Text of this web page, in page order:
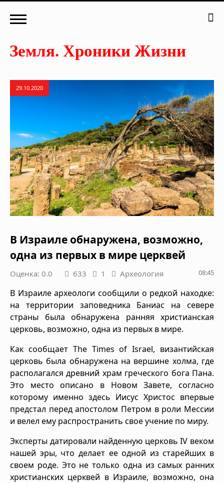
29.10.2020
В Израиле обнаружена, возможно,
одна из первых в мире церквей
Оценка: 0.0 633 1 Археология 08:45
В Израиле археологи сообщили о редкой находке:
на территории заповедника Баниас на севере
страны была обнаружена ранняя христианская
церковь, возможно, одна из первых в мире.
Как сообщает The Times of Israel, византийская
церковь была обнаружена на вершине холма, где
располагался древний храм греческого бога Пана.
Это место описано в Новом Завете, согласно
которому именно здесь Иисус Христос впервые
предстал перед апостолом Петром в роли Мессии
и велел ему распространить свое учение по миру.
Эксперты датировали найденную церковь IV веком
нашей эры, что делает ее одной из старейших в
своем роде. Это не только одна из самых ранних
христианских церквей в Израиле, возможно, она